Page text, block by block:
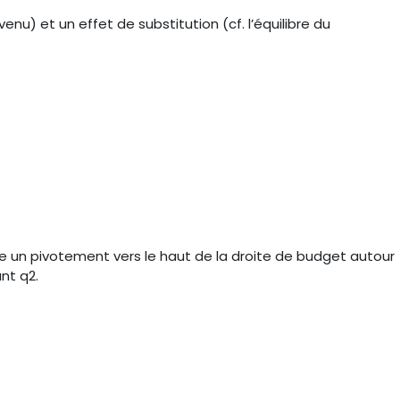
et un effet de substitution (cf. l’équilibre du
un pivotement vers le haut de la droite de budget autour
q2.